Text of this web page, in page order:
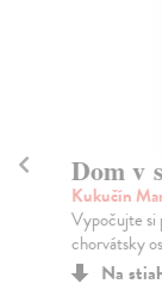
Dom v
Kukučín
Vypočujte si
chorvátsky
Na